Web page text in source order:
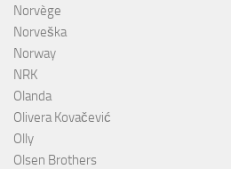
Norvège
Norveška
Norway
NRK
Olanda
Olivera Kovačević
Olly
Olsen Brothers